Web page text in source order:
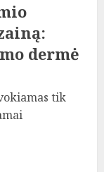
dermė
tik